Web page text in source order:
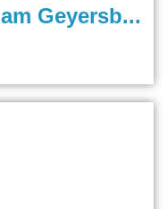
Ferienwohnung Rita am Geyersberg